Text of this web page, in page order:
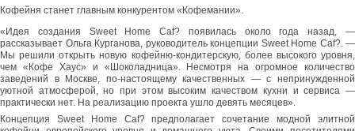
Кофейня станет главным конкурентом «Кофемании».
«Идея создания Sweet Home Caf? появилась около года назад, —
рассказывает Ольга Курганова, руководитель концепции Sweet Home Caf?. —
Мы решили открыть новую кофейню-кондитерскую, более высокого уровня,
чем «Кофе Хаус» и «Шоколадница». Несмотря на огромное количество
заведений в Москве, по-настоящему качественных — с непринужденной
уютной атмосферой, но при этом высоким качеством кухни и сервиса —
практически нет. На реализацию проекта ушло девять месяцев».
Концепция Sweet Home Caf? предполагает сочетание модной элитной